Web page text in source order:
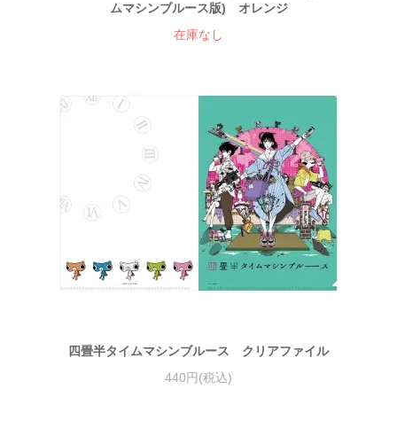
ムマシンブルース版) オレンジ
在庫なし
四畳半タイムマシンブルース クリアファイル
440円(税込)